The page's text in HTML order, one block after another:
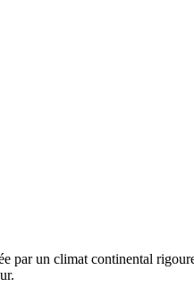
par un climat continental
.